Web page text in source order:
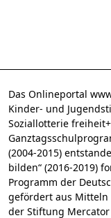
Das Onlineportal
Kinder- und
Soziallotterie
(2004-2015)
bilden“ (2016-2019)
Programm der
gefördert aus
der Stiftung